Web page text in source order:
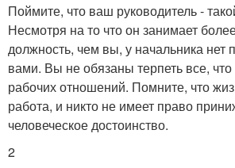
Поймите, что ваш руководитель -
Несмотря на то что он занимает
должность, чем вы, у начальника нет
вами. Вы не обязаны терпеть все,
рабочих отношений. Помните, что
работа, и никто не имеет право
человеческое достоинство.
2